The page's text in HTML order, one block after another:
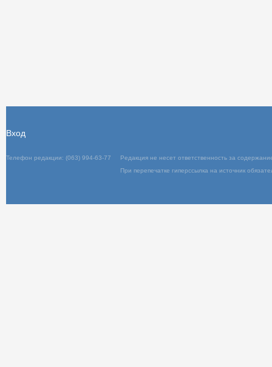
Телефон редакции: (063) 994-63-77
При